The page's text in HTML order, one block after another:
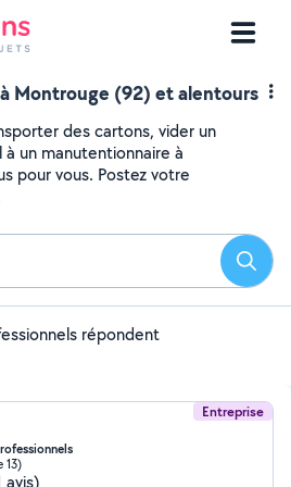
Montrouge (92) et alentours
des cartons, vider un
un manutentionnaire à
pour vous. Postez votre
répondent
Entreprise
13)
avis)